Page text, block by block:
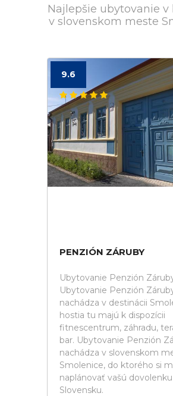
Najlepšie ubytovanie v
v slovenskom meste
9.6
PENZIÓN ZÁRUBY
Ubytovanie Penzión
Ubytovanie Penzión
nachádza v destinácii
hostia tu majú k dispozícii
fitnescentrum, záhradu,
bar. Ubytovanie Penzión
nachádza v slovenskom
Smolenice, do ktorého si
naplánovať vašú
Slovensku.